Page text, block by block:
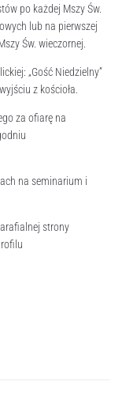
po każdej Mszy Św.
lub na pierwszej
Św. wieczornej.
„Gość Niedzielny”
z kościoła.
za ofiarę na
na seminarium i
strony